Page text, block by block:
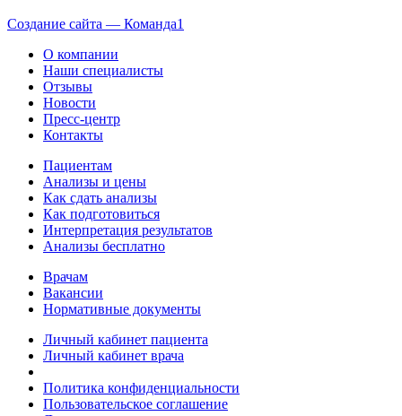
Создание сайта — Команда1
О компании
Наши специалисты
Отзывы
Новости
Пресс-центр
Контакты
Пациентам
Анализы и цены
Как сдать анализы
Как подготовиться
Интерпретация результатов
Анализы бесплатно
Врачам
Вакансии
Нормативные документы
Личный кабинет пациента
Личный кабинет врача
Политика конфиденциальности
Пользовательское соглашение